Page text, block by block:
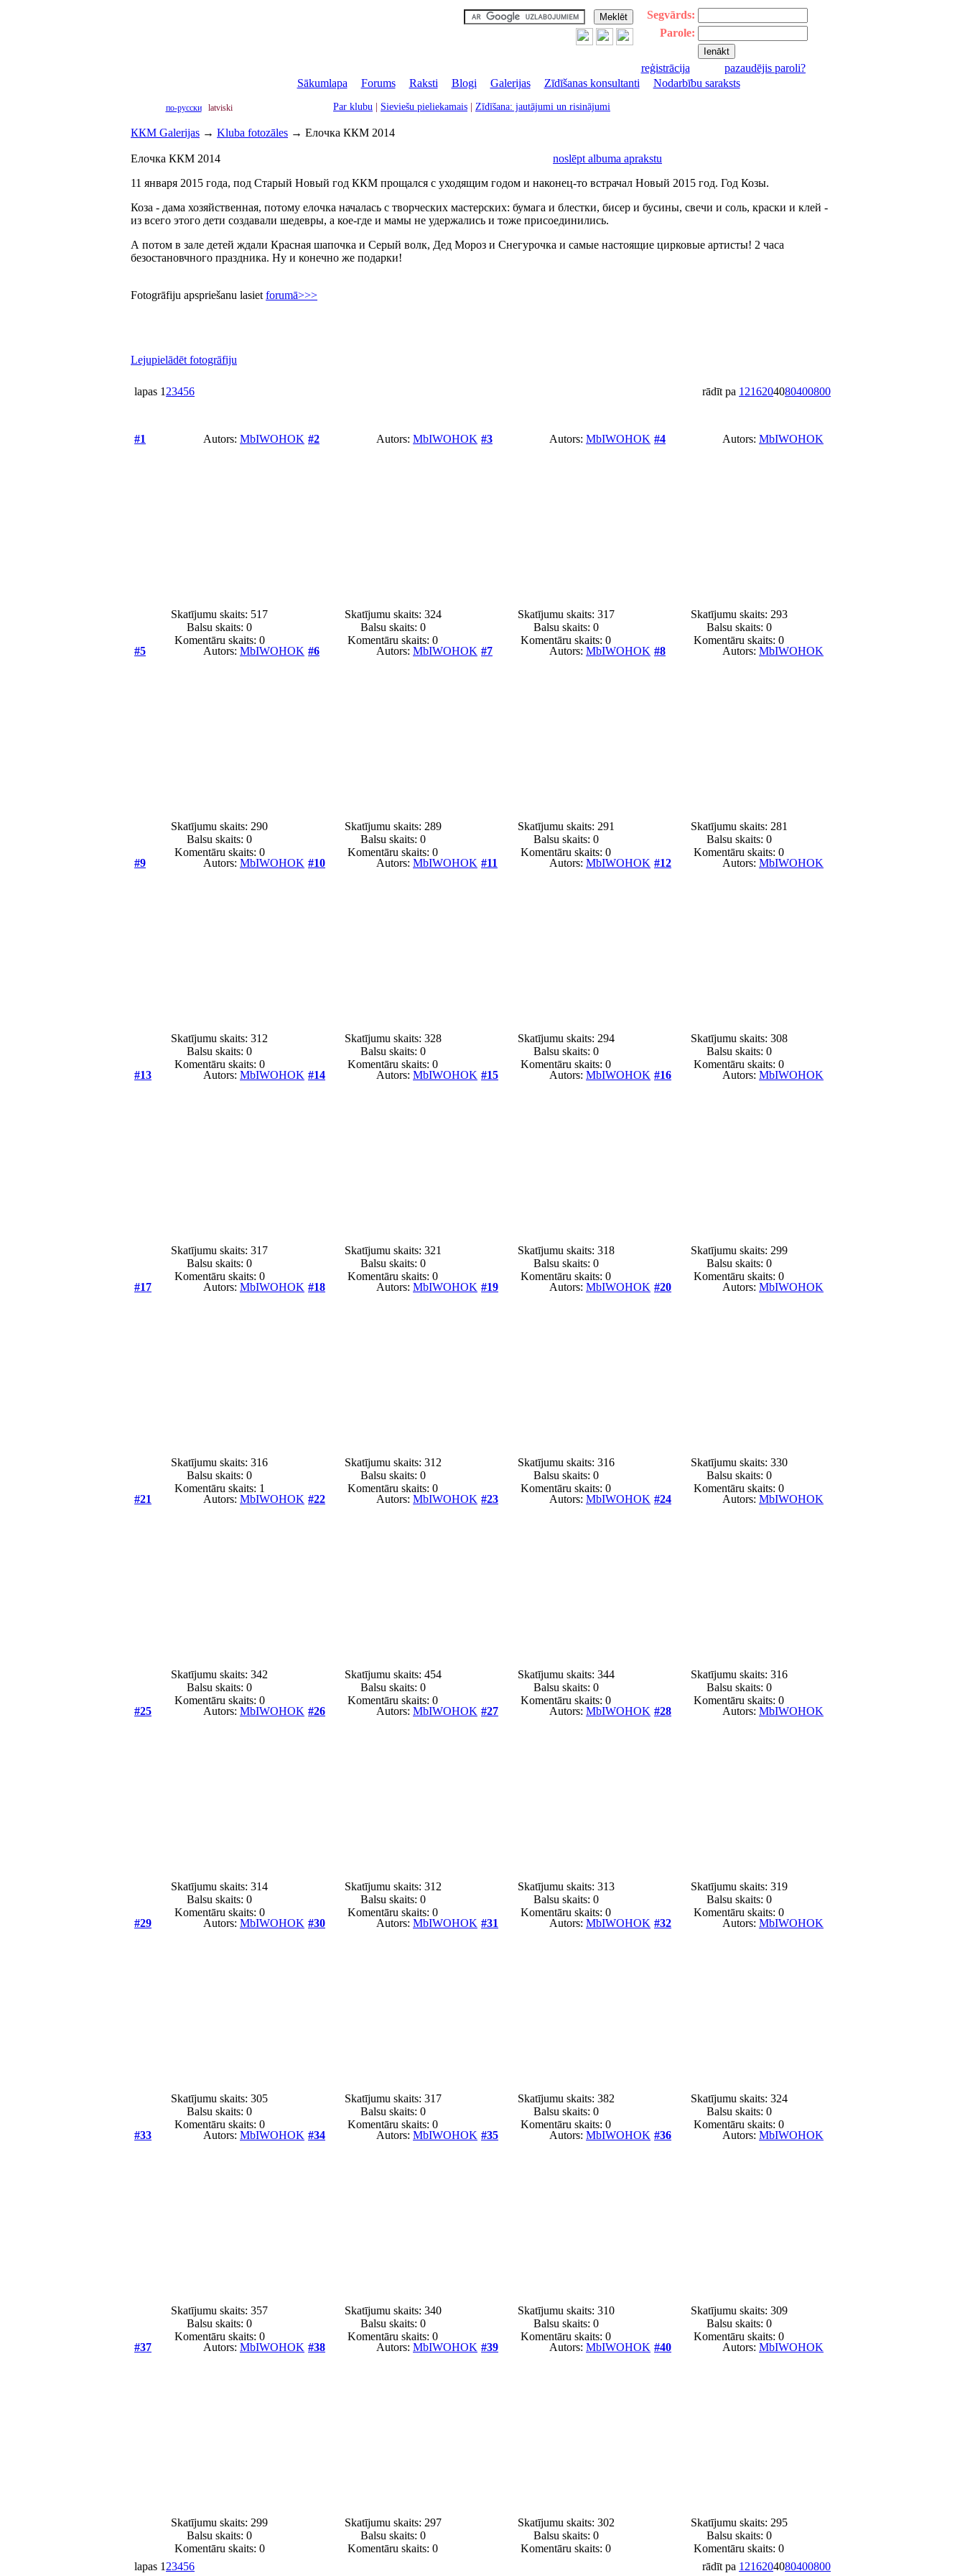
Segvārds:
Parole:
reģistrācija
pazaudējis paroli?
Sākumlapa
Forums| Raksti Blogi Galerijas| Zīdīšanas konsultanti Nodarbību saraksts
по-русски latviski Par klubu Sieviešu pieliekamais Zīdīšana: jautājumi un risinājumi
ККМ Galerijas → Kluba fotozāles → Елочка ККМ 2014
Елочка ККМ 2014
noslēpt albuma aprakstu
11 января 2015 года, под Старый Новый год ККМ прощался с уходящим годом и наконец-то встрачал Новый 2015 год. Год Козы.
Коза - дама хозяйственная, потому елочка началась с творческих мастерских: бумага и блестки, бисер и бусины, свечи и соль, краски и клей -
из всего этого дети создавали шедевры, а кое-где и мамы не удержались и тоже присоединились.
А потом в зале детей ждали Красная шапочка и Серый волк, Дед Мороз и Снегурочка и самые настоящие цирковые артисты! 2 часа
безостановчного праздника. Ну и конечно же подарки!
Fotogrāfiju apspriešanu lasiet forumā>>>
Lejupielādēt fotogrāfiju
lapas 1 23456 rādīt pa 1216204080400800
#1 Autors: MbIWOHOK
Skatījumu skaits: 517
Balsu skaits: 0
Komentāru skaits: 0
#2 Autors: MbIWOHOK
Skatījumu skaits: 324
Balsu skaits: 0
Komentāru skaits: 0
#3 Autors: MbIWOHOK
Skatījumu skaits: 317
Balsu skaits: 0
Komentāru skaits: 0
#4 Autors: MbIWOHOK
Skatījumu skaits: 293
Balsu skaits: 0
Komentāru skaits: 0
#5
Autors: MbIWOHOK
Skatījumu skaits: 290
Balsu skaits: 0
Komentāru skaits: 0
#6 Autors: MbIWOHOK
Skatījumu skaits: 289
Balsu skaits: 0
Komentāru skaits: 0
#7 Autors: MbIWOHOK
Skatījumu skaits: 291
Balsu skaits: 0
Komentāru skaits: 0
#8 Autors: MbIWOHOK
Skatījumu skaits: 281
Balsu skaits: 0
Komentāru skaits: 0
#9
Autors: MbIWOHOK
Skatījumu skaits: 312
Balsu skaits: 0
Komentāru skaits: 0
#10 Autors: MbIWOHOK
Skatījumu skaits: 328
Balsu skaits: 0
Komentāru skaits: 0
#11 Autors: MbIWOHOK
Skatījumu skaits: 294
Balsu skaits: 0
Komentāru skaits: 0
#12 Autors: MbIWOHOK
Skatījumu skaits: 308
Balsu skaits: 0
Komentāru skaits: 0
#13
Autors: MbIWOHOK
Skatījumu skaits: 317
Balsu skaits: 0
Komentāru skaits: 0
#14 Autors: MbIWOHOK
Skatījumu skaits: 321
Balsu skaits: 0
Komentāru skaits: 0
#15 Autors: MbIWOHOK
Skatījumu skaits: 318
Balsu skaits: 0
Komentāru skaits: 0
#16 Autors: MbIWOHOK
Skatījumu skaits: 299
Balsu skaits: 0
Komentāru skaits: 0
#17
Autors: MbIWOHOK
Skatījumu skaits: 316
Balsu skaits: 0
Komentāru skaits: 1
#18 Autors: MbIWOHOK
Skatījumu skaits: 312
Balsu skaits: 0
Komentāru skaits: 0
#19 Autors: MbIWOHOK
Skatījumu skaits: 316
Balsu skaits: 0
Komentāru skaits: 0
#20 Autors: MbIWOHOK
Skatījumu skaits: 330
Balsu skaits: 0
Komentāru skaits: 0
#21
Autors: MbIWOHOK
Skatījumu skaits: 342
Balsu skaits: 0
Komentāru skaits: 0
#22 Autors: MbIWOHOK
Skatījumu skaits: 454
Balsu skaits: 0
Komentāru skaits: 0
#23 Autors: MbIWOHOK
Skatījumu skaits: 344
Balsu skaits: 0
Komentāru skaits: 0
#24 Autors: MbIWOHOK
Skatījumu skaits: 316
Balsu skaits: 0
Komentāru skaits: 0
#25
Autors: MbIWOHOK
Skatījumu skaits: 314
Balsu skaits: 0
Komentāru skaits: 0
#26 Autors: MbIWOHOK
Skatījumu skaits: 312
Balsu skaits: 0
Komentāru skaits: 0
#27 Autors: MbIWOHOK
Skatījumu skaits: 313
Balsu skaits: 0
Komentāru skaits: 0
#28 Autors: MbIWOHOK
Skatījumu skaits: 319
Balsu skaits: 0
Komentāru skaits: 0
#29
Autors: MbIWOHOK
Skatījumu skaits: 305
Balsu skaits: 0
Komentāru skaits: 0
#30 Autors: MbIWOHOK
Skatījumu skaits: 317
Balsu skaits: 0
Komentāru skaits: 0
#31 Autors: MbIWOHOK
Skatījumu skaits: 382
Balsu skaits: 0
Komentāru skaits: 0
#32 Autors: MbIWOHOK
Skatījumu skaits: 324
Balsu skaits: 0
Komentāru skaits: 0
#33
Autors: MbIWOHOK
Skatījumu skaits: 357
Balsu skaits: 0
Komentāru skaits: 0
#34 Autors: MbIWOHOK
Skatījumu skaits: 340
Balsu skaits: 0
Komentāru skaits: 0
#35 Autors: MbIWOHOK
Skatījumu skaits: 310
Balsu skaits: 0
Komentāru skaits: 0
#36 Autors: MbIWOHOK
Skatījumu skaits: 309
Balsu skaits: 0
Komentāru skaits: 0
#37
Autors: MbIWOHOK
Skatījumu skaits: 299
Balsu skaits: 0
Komentāru skaits: 0
#38 Autors: MbIWOHOK
Skatījumu skaits: 297
Balsu skaits: 0
Komentāru skaits: 0
#39 Autors: MbIWOHOK
Skatījumu skaits: 302
Balsu skaits: 0
Komentāru skaits: 0
#40 Autors: MbIWOHOK
Skatījumu skaits: 295
Balsu skaits: 0
Komentāru skaits: 0
lapas 1 23456 rādīt pa 1216204080400800